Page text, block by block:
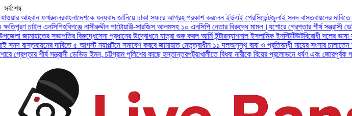
সর্বশেষ
ফখরুলেরবাংলাদেশকে ধন্যবাদ জানিয়ে ঢাকা সফরে আগ্রহ প্রকাশ করলেন ইউএই প্রেসিডেন্ট জুলাই সনদ বাস্তবায়নের দাবিতে ৫ আগস্ট
এনসিপিহবিগঞ্জে নাসীরুদ্দীন পাটোয়ারী-সারজিস আলমসহ ১০ এনসিপি নেতার বিরুদ্ধে মামল।যশোরে গ্রেপ্তার শীর্ষ সন্ত্রাসী ডেভিড ইমন,
সভাপতির বিরুদ্ধেসেনা প্রধানের উদ্বোধনে যাত্রা শুরু করল আর্মি ইন্টারন্যাশনাল ইসলামিক ইনস্টিটিউটবিরোধী দলের ভাষা সংঘাতের
দাবিতে ৫ আগস্ট নয়াপল্টনে সমাবেশ করবে জামায়াত নেতৃত্বাধীন ১১ দলঅসুস্থ বাবা ও প্রতিবন্ধী মায়ের সংসার চালাতেন আলিফ,
শীর্ষ সন্ত্রাসী ডেভিড ইমন, চট্টগ্রাম পুলিশের কাছে হস্তান্তরপটুয়াখালীতে বিধবা নারীকে বিয়ের প্রলোভনে ধর্ষণ এবং জোরপূর্বক গর্ভপাতের